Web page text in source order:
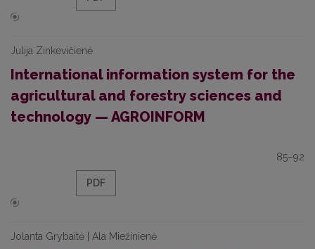
Julija Zinkevičienė
International information system for the
agricultural and forestry sciences and
technology — AGROINFORM
85–92
PDF
Jolanta Grybaitė | Ala Miežinienė